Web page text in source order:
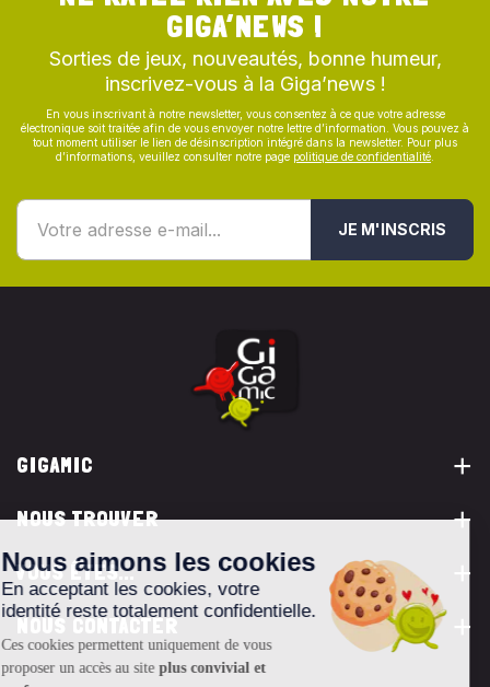
GIGA’NEWS !
Sorties de jeux, nouveautés, bonne humeur,
inscrivez-vous à la Giga’news !
En vous inscrivant à notre newsletter, vous consentez à ce que votre adresse
électronique soit traitée afin de vous envoyer notre lettre d’information. Vous pouvez à
tout moment utiliser le lien de désinscription intégré dans la newsletter. Pour plus
d’informations, veuillez consulter notre page politique de confidentialité
JE M'INSCRIS
GIGAMIC
NOUS TROUVER
VOUS ÊTES...
NOUS CONTACTER